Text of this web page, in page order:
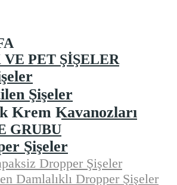
PET ŞIŞELER
Şişeler
Krem Kavanozları
GRUBU
Şişeler
Dropper Şişeler
Damlalıklı Dropper Şişeler